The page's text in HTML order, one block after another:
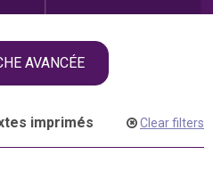
AVANCÉE
imprimés Clear filters